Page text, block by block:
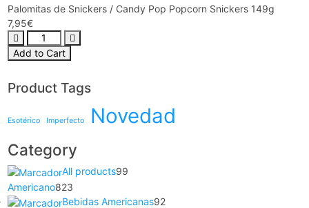
Palomitas de Snickers / Candy Pop Popcorn Snickers 149g
7,95€
Add to Cart
Product Tags
Esotérico Imperfecto Novedad
Category
All products99
Americano823
Bebidas Americanas92